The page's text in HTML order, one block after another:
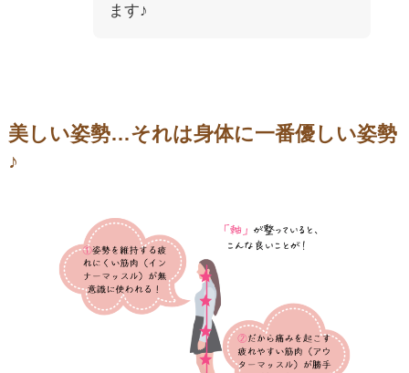
ます♪
美しい姿勢…それは身体に一番優しい姿勢
♪